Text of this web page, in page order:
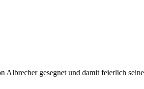
gesegnet und damit feierlich